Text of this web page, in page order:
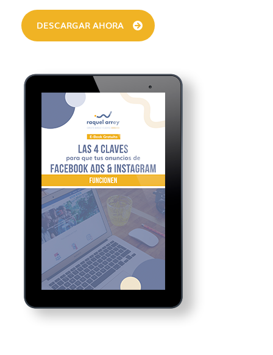
DESCARGAR AHORA